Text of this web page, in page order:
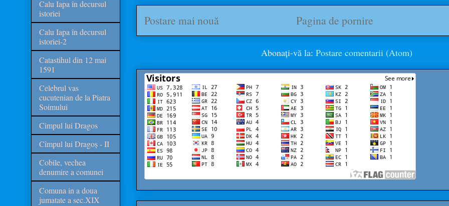
Postare mai nouă Pagina de pornire
Abonați-vă la: Postare comentarii (Atom)
Calu Iapa în decursul
istoriei
Calu Iapa în decursul
istoriei-2
Catastihul din 12 mai
1591
Celebrul vas
cucutenian de la Piatra
Soimului
Cimpul lui Dragos
Cîmpul lui Dragoș - II
Cobile, vechea
denumire a comunei
Comuna in a doua
jumatate a sec.XIX